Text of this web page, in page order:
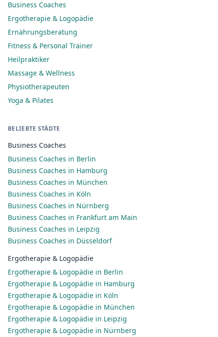
Business Coaches
Ergotherapie & Logopädie
Ernährungsberatung
Fitness & Personal Trainer
Heilpraktiker
Massage & Wellness
Physiotherapeuten
Yoga & Pilates
BELIEBTE STÄDTE
Business Coaches
Business Coaches in Berlin
Business Coaches in Hamburg
Business Coaches in München
Business Coaches in Köln
Business Coaches in Nürnberg
Business Coaches in Frankfurt am Main
Business Coaches in Leipzig
Business Coaches in Düsseldorf
Ergotherapie & Logopädie
Ergotherapie & Logopädie in Berlin
Ergotherapie & Logopädie in Hamburg
Ergotherapie & Logopädie in Köln
Ergotherapie & Logopädie in München
Ergotherapie & Logopädie in Leipzig
Ergotherapie & Logopädie in Nürnberg